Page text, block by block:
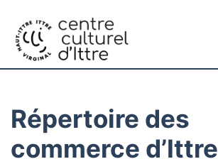
Répertoire des
commerce d’Ittre